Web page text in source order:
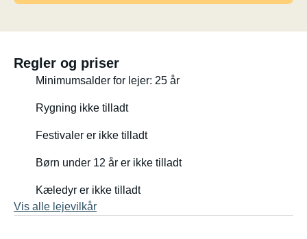
Regler og priser
Minimumsalder for lejer: 25 år
Rygning ikke tilladt
Festivaler er ikke tilladt
Børn under 12 år er ikke tilladt
Kæledyr er ikke tilladt
Vis alle lejevilkår